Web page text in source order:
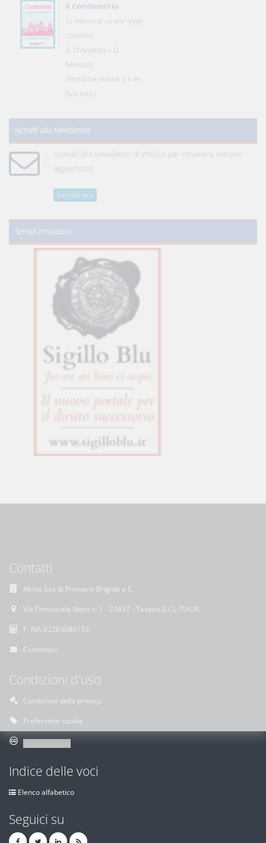
Il Condominio
La riforma di cui alla legge
220/2012
S. D'Andrea – D.
Minussi
Versione ebook € 6,99
(iva incl.)
Iscriviti alla Newsletter
Iscriviti alla newsletter di WikiJus per rimanere sempre
aggiornato!
Iscriviti ora
Servizi innovativi
Contatti
Akros Sas di Pirovano Brigida e C.
Via Provinciale Nord n. 1 - 23837 - Taceno (LC), ITALIA
P. IVA 02263080133
Contattaci
Condizioni d'uso
Condizioni della privacy
Preferenze cookie
Indice delle voci
Elenco alfabetico
Seguici su